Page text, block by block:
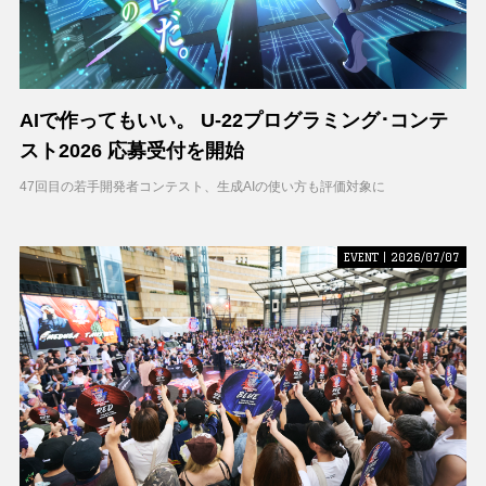
AIで作ってもいい。 U-22プログラミング･コンテ
スト2026 応募受付を開始
47回目の若手開発者コンテスト、生成AIの使い方も評価対象に
EVENT | 2026/07/07